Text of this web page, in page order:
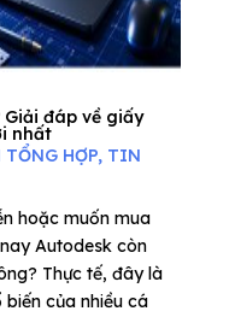
Giải đáp về giấy
nhất
HỢP, TIN
hoặc muốn mua
Autodesk còn
Thực tế, đây là
của nhiều cá